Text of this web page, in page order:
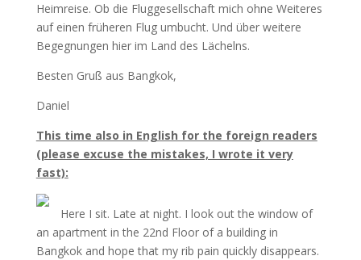
Heimreise. Ob die Fluggesellschaft mich ohne Weiteres
auf einen früheren Flug umbucht. Und über weitere
Begegnungen hier im Land des Lächelns.
Besten Gruß aus Bangkok,
Daniel
This time also in English for the foreign readers
(please excuse the mistakes, I wrote it very
fast):
Here I sit. Late at night. I look out the window of
an apartment in the 22nd Floor of a building in
Bangkok and hope that my rib pain quickly disappears.